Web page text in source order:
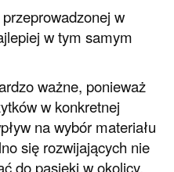
w
w tym samym
ważne, ponieważ
w konkretnej
na wybór materiału
się rozwijających nie
do pasieki w okolicy,